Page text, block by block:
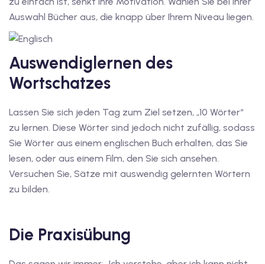
mit
mit Gutschein
mit
B1
Auswahl Bücher aus, die knapp über Ihrem Niveau liegen.
Auswendiglernen des
Wortschatzes
Lassen Sie sich jeden Tag zum Ziel setzen, „10 Wörter“
zu lernen. Diese Wörter sind jedoch nicht zufällig, sodass
Sie Wörter aus einem englischen Buch erhalten, das Sie
lesen, oder aus einem Film, den Sie sich ansehen.
Versuchen Sie, Sätze mit auswendig gelernten Wörtern
zu bilden.
Die Praxisübung